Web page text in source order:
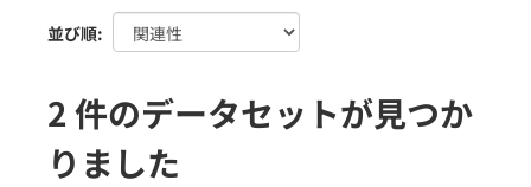
並び順
2 件のデータセットが見つか
りました